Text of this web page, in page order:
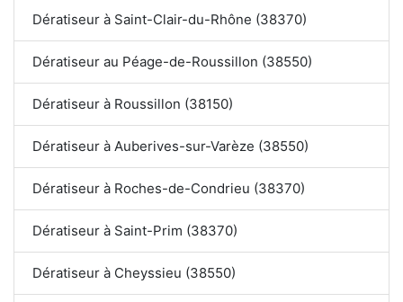
Dératiseur à Saint-Clair-du-Rhône (38370)
Dératiseur au Péage-de-Roussillon (38550)
Dératiseur à Roussillon (38150)
Dératiseur à Auberives-sur-Varèze (38550)
Dératiseur à Roches-de-Condrieu (38370)
Dératiseur à Saint-Prim (38370)
Dératiseur à Cheyssieu (38550)